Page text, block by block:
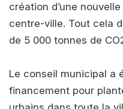
création d’une
centre-ville. Tout cela
de 5 000 tonnes de
Le conseil municipal a
financement pour